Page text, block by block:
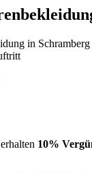
in
10%